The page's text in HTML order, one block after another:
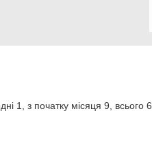
1, з початку місяця 9, всього